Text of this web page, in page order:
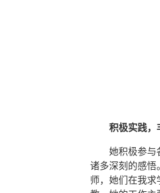
积极实践，
她积极参与
诸多深刻的感悟
师，她们在我求